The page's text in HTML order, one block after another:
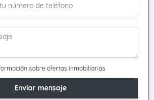
sobre ofertas inmobiliarias
Enviar mensaje